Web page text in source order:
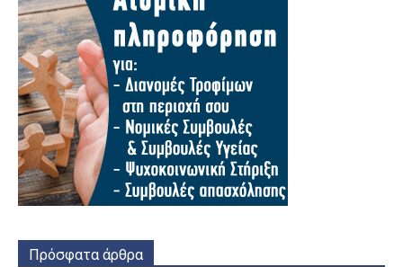
Πρόσφατα άρθρα